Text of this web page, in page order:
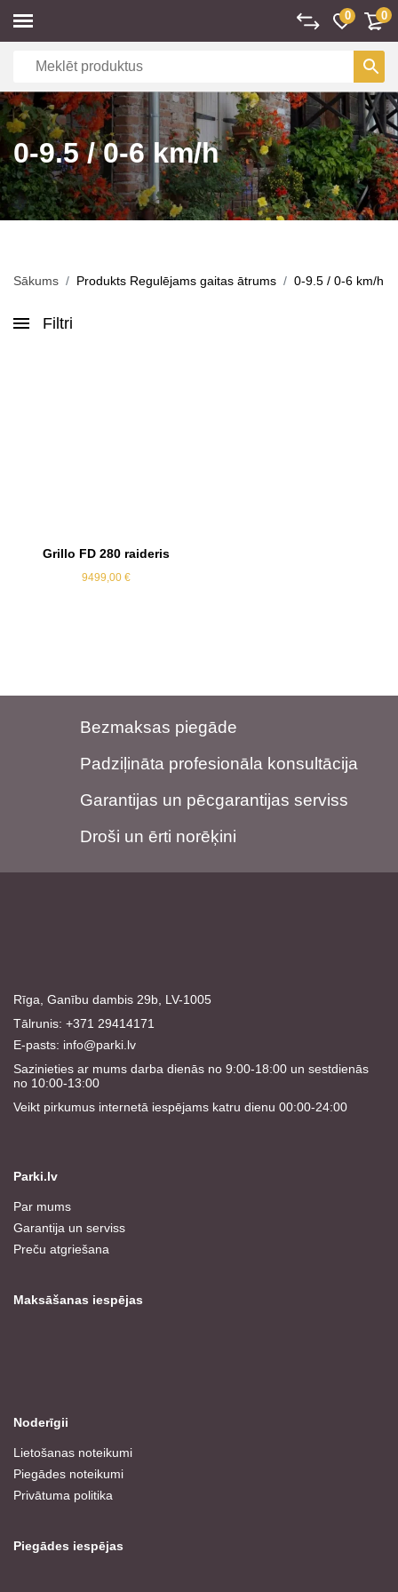
0 0
0-9.5 / 0-6 km/h
Sākums Produkts Regulējams gaitas ātrums 0-9.5 / 0-6 km/h
Filtri
Grillo FD 280 raideris
9499,00 €
Bezmaksas piegāde
Padziļināta profesionāla konsultācija
Garantijas un pēcgarantijas serviss
Droši un ērti norēķini
Rīga, Ganību dambis 29b, LV-1005
Tālrunis: +371 29414171
E-pasts: info@parki.lv
Sazinieties ar mums darba dienās no 9:00-18:00 un sestdienās
no 10:00-13:00
Veikt pirkumus internetā iespējams katru dienu 00:00-24:00
Parki.lv
Par mums
Garantija un serviss
Preču atgriešana
Maksāšanas iespējas
Noderīgii
Lietošanas noteikumi
Piegādes noteikumi
Privātuma politika
Piegādes iespējas